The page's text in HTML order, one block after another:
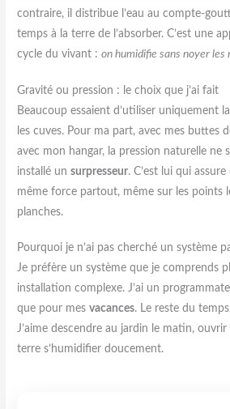
contraire, il distribue l’eau au compte-
temps à la terre de l’absorber. C’est une
cycle du vivant :on humidifie sans noyer les
Gravité ou pression : le choix que j’ai fait
Beaucoup essaient d’utiliser uniquement
les cuves. Pour ma part, avec mes buttes
avec mon hangar, la pression naturelle ne
installé unsurpresseur. C’est lui qui
même force partout, même sur les points
planches.
Pourquoi je n’ai pas cherché un système
Je préfère un système que je comprends
installation complexe. J’ai un
que pour mesvacances. Le reste du
J’aime descendre au jardin le matin,
terre s’humidifier doucement.